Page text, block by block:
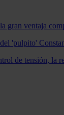
gran ventaja
'pulpito'
de tensión, la